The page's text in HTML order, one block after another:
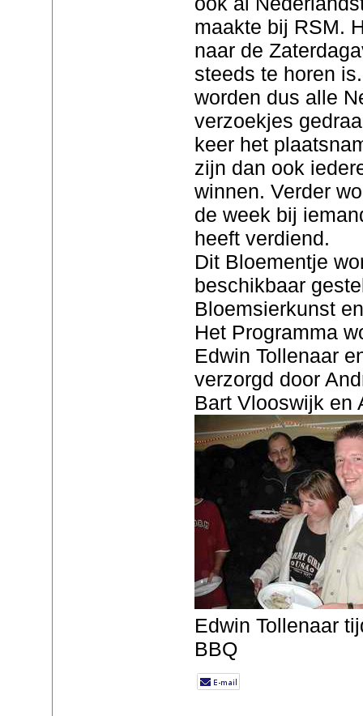
maakte bij RSM.
naar de
steeds te horen
worden dus alle
verzoekjes
keer het
zijn dan ook
winnen. Verder
de week bij
heeft verdiend.
Dit Bloementje
beschikbaar
Bloemsierkunst
Het Programma
Edwin Tollenaar
verzorgd door
Bart Vlooswijk en
Edwin Tollenaar
BBQ